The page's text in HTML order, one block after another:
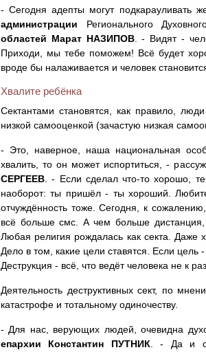
- Сегодня адепты могут подкарауливать
администрации Регионального
областей Марат НАЗИПОВ. - Видят -
Приходи, мы тебе поможем! Всё будет
вроде бы налаживается и человек
Хвалите ребёнка
Сектантами становятся, как правило,
низкой самооценкой (зачастую низкая
- Это, наверное, наша национальная
хвалить, то он может испортиться, -
СЕРГЕЕВ . - Если сделал что-то хорошо,
наоборот: ты пришёл - ты хороший.
отчуждённость тоже. Сегодня, к
всё больше смс. А чем больше дистанция,
Любая религия рождалась как секта. Даже
Дело в том, какие цели ставятся. Если цель
Деструкция - всё, что ведёт человека не к
Деятельность деструктивных сект, по
катастрофе и тотальному одиночеству.
- Для нас, верующих людей, очевидна
епархии Константин ПУТНИК . - Да и